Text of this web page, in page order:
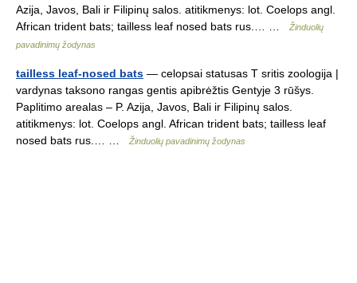
Azija, Javos, Bali ir Filipinų salos. atitikmenys: lot. Coelops angl.
African trident bats; tailless leaf nosed bats rus.… …
Žinduolių
pavadinimų žodynas
tailless leaf-nosed bats — celopsai statusas T sritis zoologija |
vardynas taksono rangas gentis apibrėžtis Gentyje 3 rūšys.
Paplitimo arealas – P. Azija, Javos, Bali ir Filipinų salos.
atitikmenys: lot. Coelops angl. African trident bats; tailless leaf
nosed bats rus.… …
Žinduolių pavadinimų žodynas